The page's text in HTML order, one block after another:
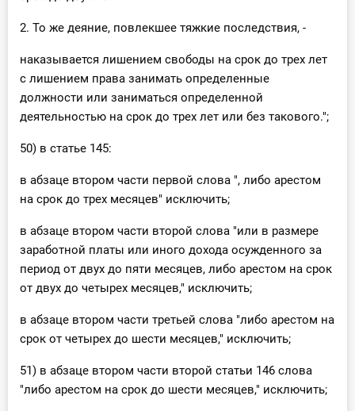
2. То же деяние, повлекшее тяжкие последствия, -
наказывается лишением свободы на срок до трех лет
с лишением права занимать определенные
должности или заниматься определенной
деятельностью на срок до трех лет или без такового.";
50) в статье 145:
в абзаце втором части первой слова ", либо арестом
на срок до трех месяцев" исключить;
в абзаце втором части второй слова "или в размере
заработной платы или иного дохода осужденного за
период от двух до пяти месяцев, либо арестом на срок
от двух до четырех месяцев," исключить;
в абзаце втором части третьей слова "либо арестом на
срок от четырех до шести месяцев," исключить;
51) в абзаце втором части второй статьи 146 слова
"либо арестом на срок до шести месяцев," исключить;